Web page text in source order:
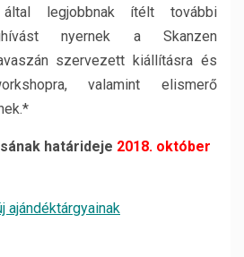
legjobbnak ítélt további
nyernek a Skanzen
szervezett kiállításra és
valamint elismerő
határideje 2018. október
ajándéktárgyainak